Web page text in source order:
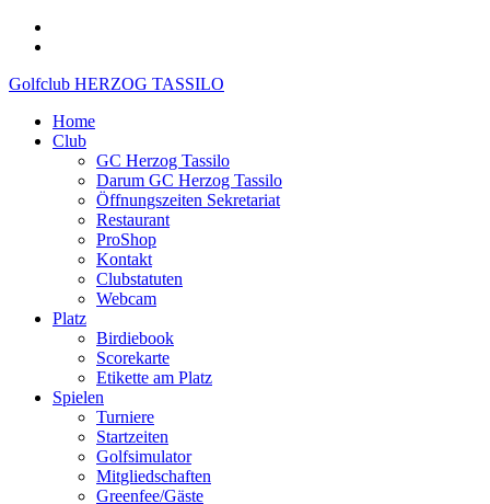
Golfclub HERZOG TASSILO
Home
Club
GC Herzog Tassilo
Darum GC Herzog Tassilo
Öffnungszeiten Sekretariat
Restaurant
ProShop
Kontakt
Clubstatuten
Webcam
Platz
Birdiebook
Scorekarte
Etikette am Platz
Spielen
Turniere
Startzeiten
Golfsimulator
Mitgliedschaften
Greenfee/Gäste